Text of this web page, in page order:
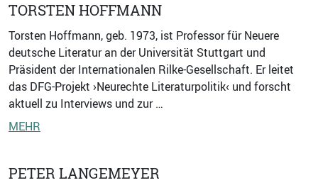
TORSTEN HOFFMANN
Torsten Hoffmann, geb. 1973, ist Professor für Neuere
deutsche Literatur an der Universität Stuttgart und
Präsident der Internationalen Rilke-Gesellschaft. Er leitet
das DFG-Projekt ›Neurechte Literaturpolitik‹ und forscht
aktuell zu Interviews und zur …
MEHR
PETER LANGEMEYER